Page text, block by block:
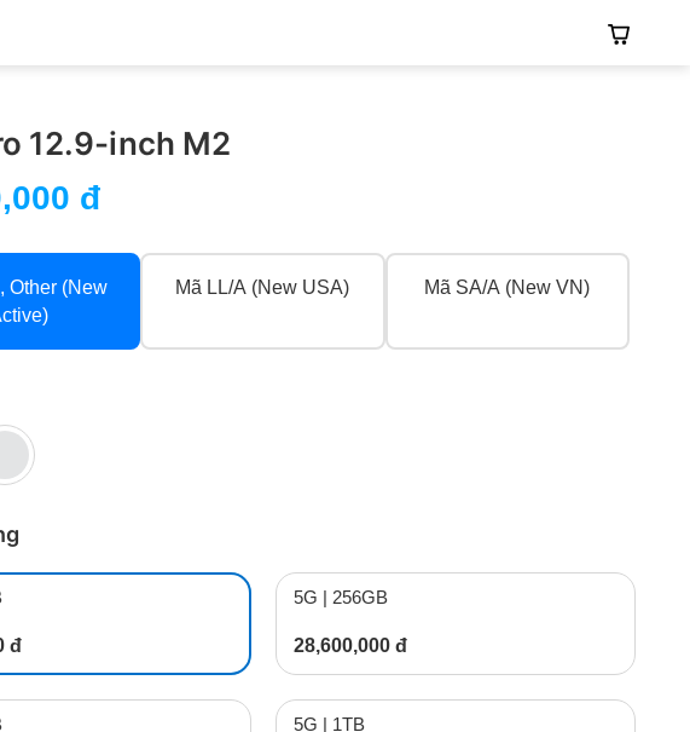
12.9-inch M2
đ
Other (New
Mã LL/A (New USA) Mã SA/A (New VN)
đ
5G | 256GB
28,600,000 đ
5G | 1TB